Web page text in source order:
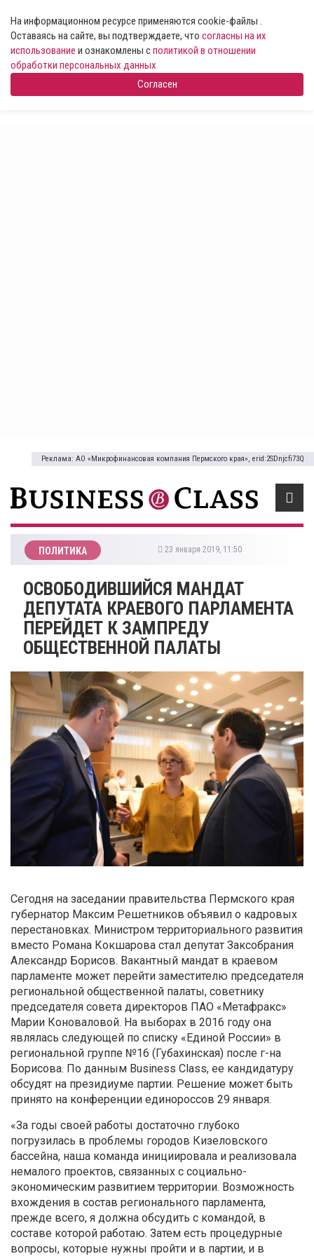
На информационном ресурсе применяются cookie-файлы .
Оставаясь на сайте, вы подтверждаете, что согласны на их
использование и ознакомлены сполитикой в отношении
обработки персональных данных
Согласен
Реклама: АО «Микрофинансовая компания Пермского края», erid:2SDnjcfi73Q
ПОЛИТИКА 23 января 2019, 11:50
ОСВОБОДИВШИЙСЯ МАНДАТ
ДЕПУТАТА КРАЕВОГО ПАРЛАМЕНТА
ПЕРЕЙДЕТ К ЗАМПРЕДУ
ОБЩЕСТВЕННОЙ ПАЛАТЫ
Сегодня на заседании правительства Пермского края
губернатор Максим Решетников объявил о кадровых
перестановках. Министром территориального развития
вместо Романа Кокшарова стал депутат Заксобрания
Александр Борисов. Вакантный мандат в краевом
парламенте может перейти заместителю председателя
региональной общественной палаты, советнику
председателя совета директоров ПАО «Метафракс»
Марии Коноваловой. На выборах в 2016 году она
являлась следующей по списку «Единой России» в
региональной группе №16 (Губахинская) после г-на
Борисова. По данным Business Class, ее кандидатуру
обсудят на президиуме партии. Решение может быть
принято на конференции единороссов 29 января.
«За годы своей работы достаточно глубоко
погрузилась в проблемы городов Кизеловского
бассейна, наша команда инициировала и реализовала
немалого проектов, связанных с социально-
экономическим развитием территории. Возможность
вхождения в состав регионального парламента,
прежде всего, я должна обсудить с командой, в
составе которой работаю. Затем есть процедурные
вопросы, которые нужны пройти и в партии, и в